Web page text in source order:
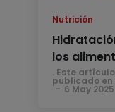
Nutrición
los
. Este
publicado en
6 May 2025